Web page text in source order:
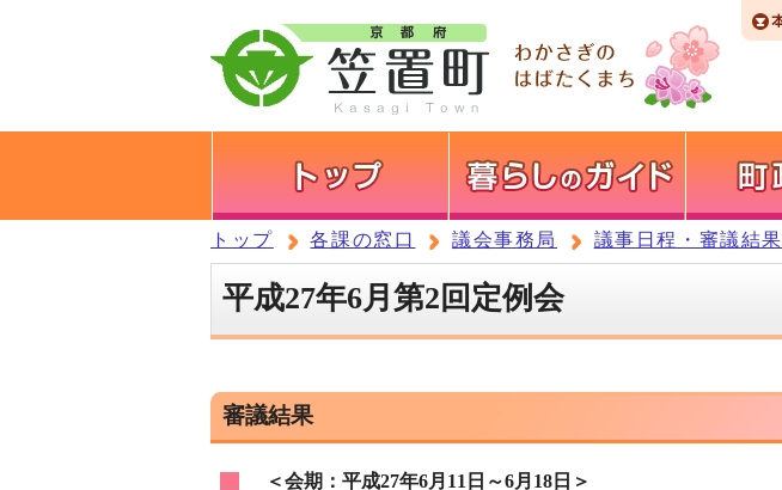
トップ 各課の窓口 議会事務局 議事日程・審議結果
平成27年6月第2回定例会
審議結果
＜会期：平成27年6月11日～6月18日＞